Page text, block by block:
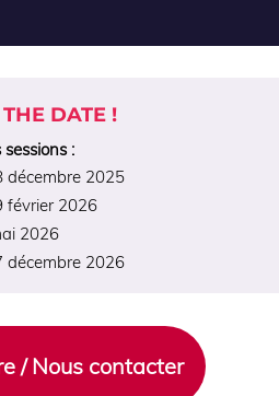
THE DATE !
:
décembre 2025
février 2026
2026
décembre 2026
/ Nous contacter